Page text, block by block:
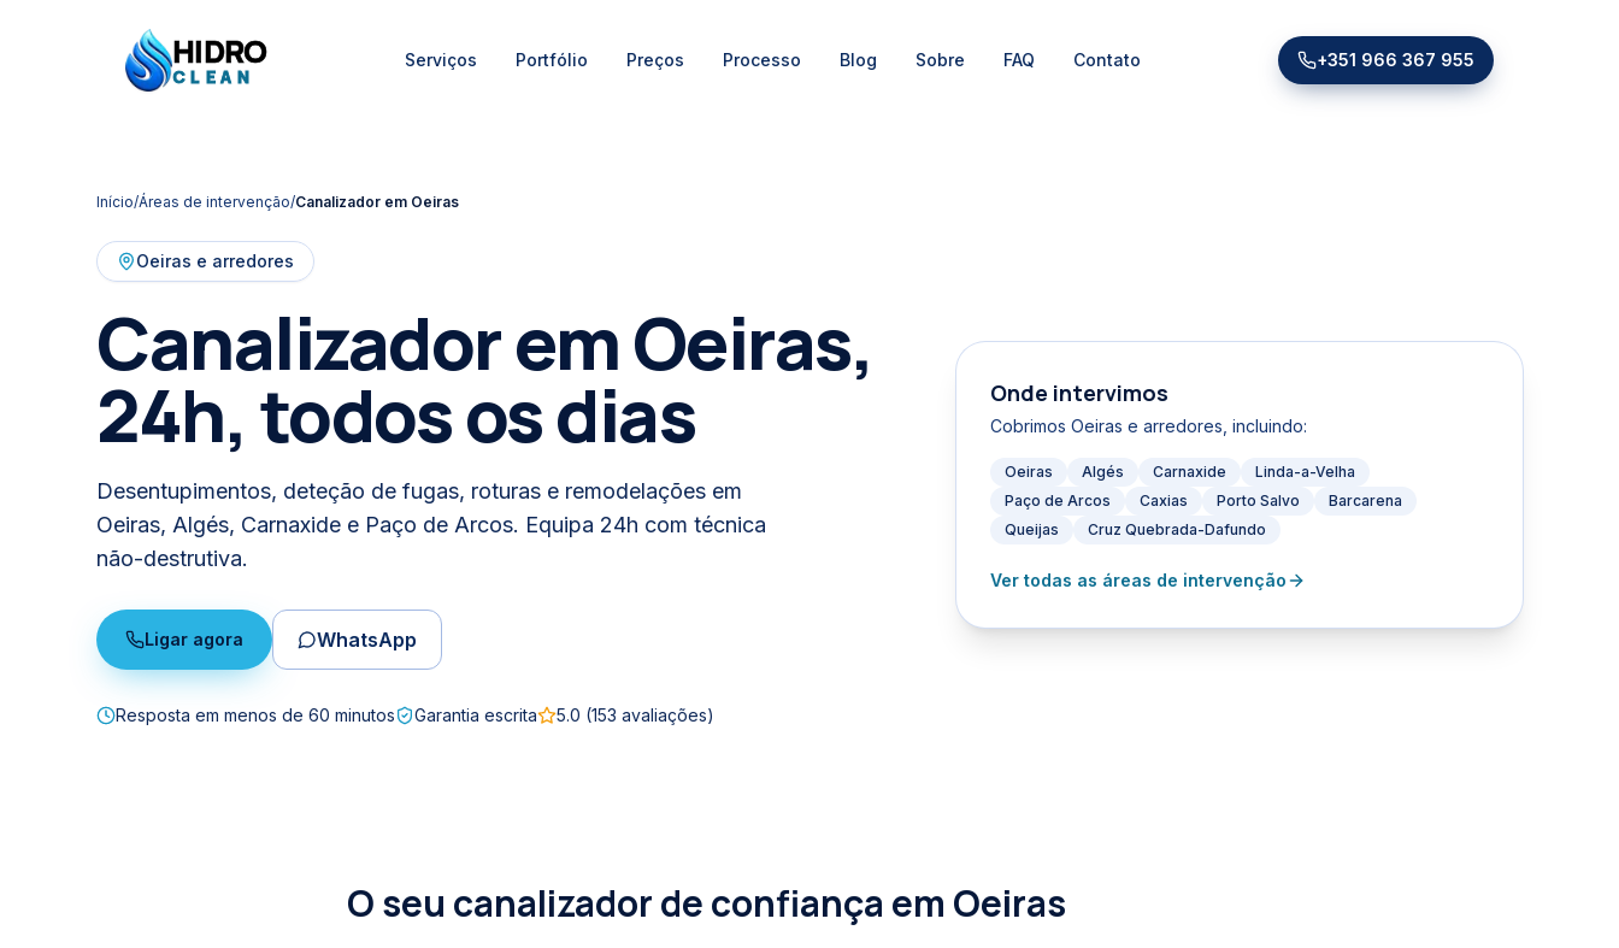
HIDRO
CLEAN
HidroClean Canalizações
Serviços Portfólio Preços Processo Blog Sobre FAQ Contato +351 966 367 955
Início/Áreas de intervenção/Canalizador em Oeiras
Oeiras e arredores
Canalizador em Oeiras,
24h, todos os dias
Desentupimentos, deteção de fugas, roturas e remodelações em
Oeiras, Algés, Carnaxide e Paço de Arcos. Equipa 24h com técnica
não-destrutiva.
Ligar agora WhatsApp
Resposta em menos de 60 minutos Garantia escrita 5.0 (153 avaliações)
Onde intervimos
Cobrimos Oeiras e arredores , incluindo:
Oeiras Algés Carnaxide
Linda-a-Velha
Paço de Arcos
Caxias Porto Salvo
Barcarena
Queijas
Cruz Quebrada-Dafundo
Ver todas as áreas de intervenção
O seu canalizador de confiança em Oeiras